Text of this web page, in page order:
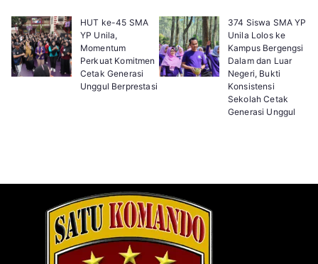
HUT ke-45 SMA
YP Unila,
Momentum
Perkuat Komitmen
Cetak Generasi
Unggul Berprestasi
374 Siswa SMA YP
Unila Lolos ke
Kampus Bergengsi
Dalam dan Luar
Negeri, Bukti
Konsistensi
Sekolah Cetak
Generasi Unggul